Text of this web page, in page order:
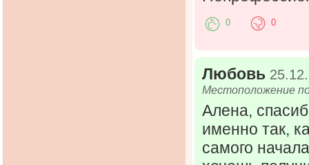
0 0
Любовь
Местоположение
Алена,
именно так,
самого